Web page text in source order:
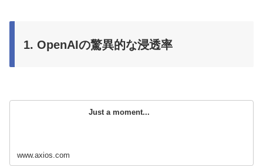
1. OpenAIの驚異的な浸透率
Just a moment...
www.axios.com